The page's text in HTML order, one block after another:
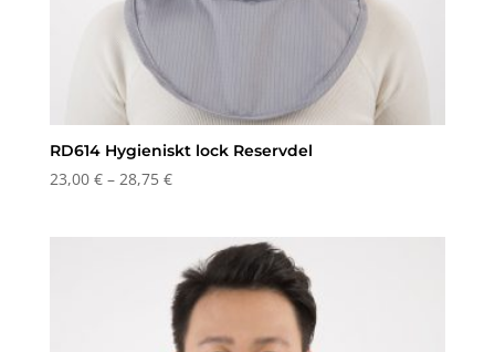
RD614 Hygieniskt lock Reservdel
23,00 € – 28,75 €Prisintervall:
28,75 €